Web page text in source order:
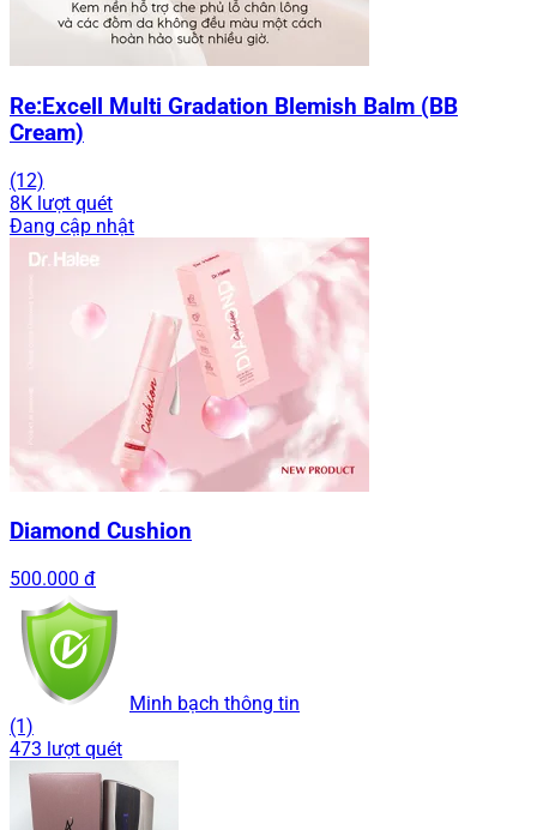
Re:Excell Multi Gradation Blemish Balm (BB
Cream)
(12)
8K lượt quét
Đang cập nhật
Diamond Cushion
500.000 đ
Minh bạch thông tin
(1)
473 lượt quét